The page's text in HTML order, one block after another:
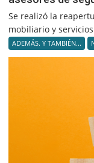
Se realizó la
mobiliario y
ADEMÁS. Y TAMBIÉN...